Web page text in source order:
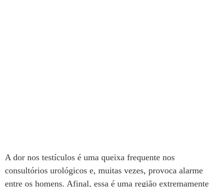
A dor nos testículos é uma queixa frequente nos
consultórios urológicos e, muitas vezes, provoca alarme
entre os homens. Afinal, essa é uma região extremamente